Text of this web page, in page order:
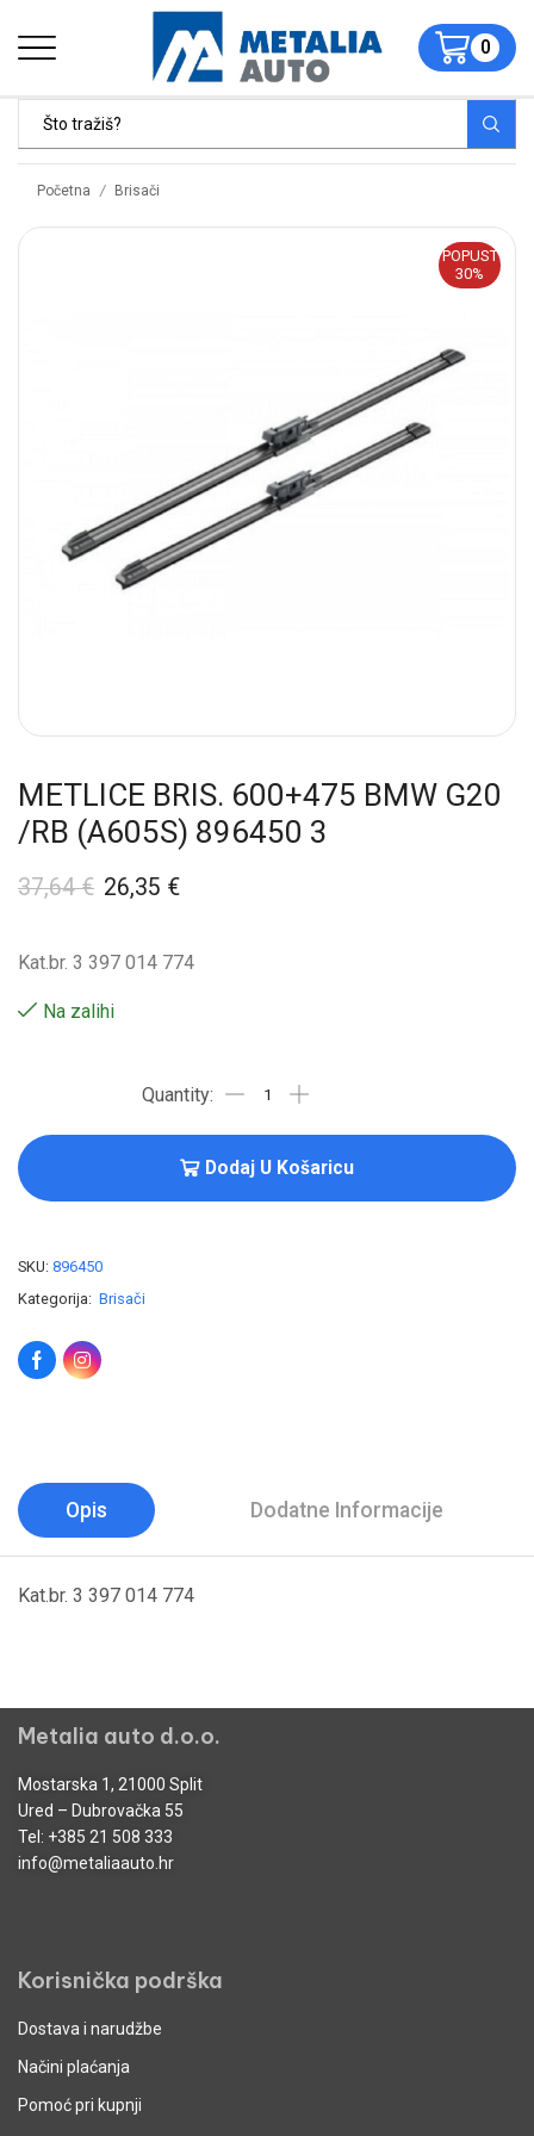
0
Početna / Brisači
POPUST
30%
METLICE BRIS. 600+475 BMW G20
/RB (A605S) 896450 3
37,64€ 26,35 €
Kat.br. 3 397 014 774
Na zalihi
Dodaj U Košaricu
SKU: 896450
Kategorija: Brisači
Opis Dodatne Informacije
Kat.br. 3 397 014 774
Metalia auto d.o.o.
Mostarska 1, 21000 Split
Ured – Dubrovačka 55
Tel: +385 21 508 333
info@metaliaauto.hr
Korisnička podrška
Dostava i narudžbe
Načini plaćanja
Pomoć pri kupnji